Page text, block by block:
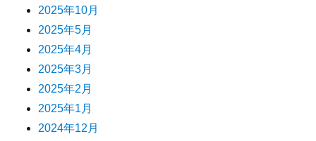
2025年10月
2025年5月
2025年4月
2025年3月
2025年2月
2025年1月
2024年12月